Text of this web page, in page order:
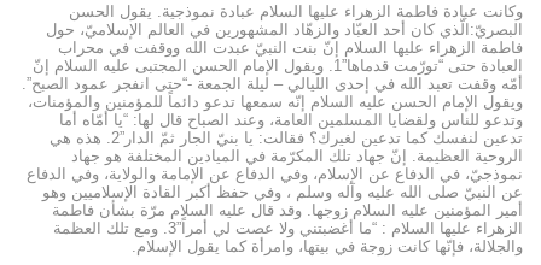
وكانت عبادة فاطمة الزهراء عليها السلام عبادة نموذجية. يقول الحسن
البصريّ:الّذي كان أحد العبّاد والزهّاد المشهورين في العالم الإسلاميّ، حول
فاطمة الزهراء عليها السلام إنّ بنت النبيّ عبدت الله ووقفت في محراب
العبادة حتى “تورّمت قدماها”1. ويقول الإمام الحسن المجتبى عليه السلام إنّ
أمّه وقفت تعبد الله في إحدى الليالي – ليلة الجمعة -“حتى انفجر عمود الصبح”.
ويقول الإمام الحسن عليه السلام إنّه سمعها تدعو دائماً للمؤمنين والمؤمنات،
وتدعو للناس ولقضايا المسلمين العامة، وعند الصباح قال لها: “يا أمّاه أما
تدعين لنفسك كما تدعين لغيرك؟ فقالت: يا بنيّ الجار ثمّ الدار”2. هذه هي
الروحية العظيمة. إنّ جهاد تلك المكرّمة في الميادين المختلفة هو جهاد
نموذجيّ، في الدفاع عن الإسلام، وفي الدفاع عن الإمامة والولاية، وفي الدفاع
عن النبيّ صلى الله عليه وآله وسلم ، وفي حفظ أكبر القادة الإسلاميين وهو
أمير المؤمنين عليه السلام زوجها. وقد قال عليه السلام مرّة بشأن فاطمة
الزهراء عليها السلام : “ما أغضبتني ولا عصت لي أمراً”3. ومع تلك العظمة
والجلالة، فإنّها كانت زوجة في بيتها، وامرأة كما يقول الإسلام.